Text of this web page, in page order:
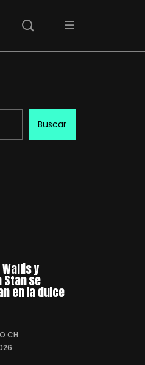
Buscar
y
Stan se
en la dulce
CH.